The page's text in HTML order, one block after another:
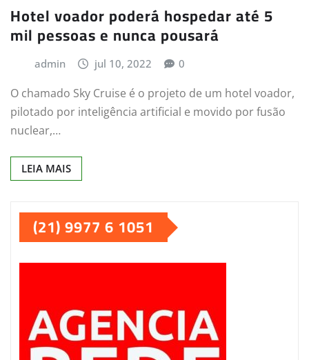
Hotel voador poderá hospedar até 5
mil pessoas e nunca pousará
admin jul 10, 2022 0
O chamado Sky Cruise é o projeto de um hotel voador,
pilotado por inteligência artificial e movido por fusão
nuclear,…
LEIA MAIS
(21) 9977 6 1051